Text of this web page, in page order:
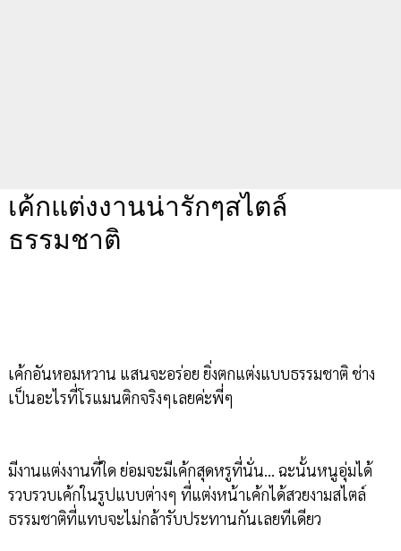
เค้กแต่งงานน่ารักๆสไตล์
ธรรมชาติ
เค้กอันหอมหวาน แสนจะอร่อย ยิ่งตกแต่งแบบธรรมชาติ ช่าง
เป็นอะไรที่โรแมนติกจริงๆเลยค่ะพี่ๆ
มีงานแต่งงานที่ใด ย่อมจะมีเค้กสุดหรูที่นั่น... ฉะนั้นหนูอุ่มได้
รวบรวบเค้กในรูปแบบต่างๆ ที่แต่งหน้าเค้กได้สวยงามสไตล์
ธรรมชาติที่แทบจะไม่กล้ารับประทานกันเลยทีเดียว